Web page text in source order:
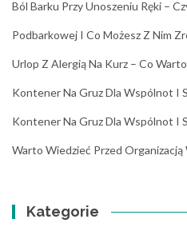
Ból Barku Przy Unoszeniu Ręki –
Podbarkowej I Co Możesz Z Nim
Urlop Z Alergią Na Kurz – Co
Kontener Na Gruz Dla Wspólnot I
Kontener Na Gruz Dla Wspólnot I
Warto Wiedzieć Przed
Kategorie